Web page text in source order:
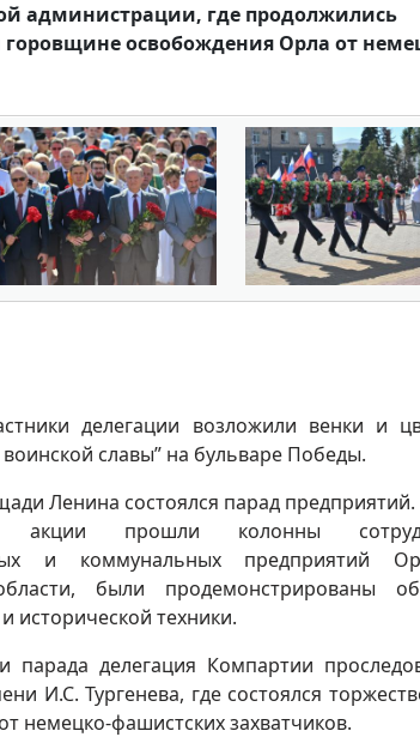
администрации, где продолжились
освобождения Орла от
делегации возложили венки и
воинской славы” на бульваре Победы.
Ленина состоялся парад
акции прошли колонны
и коммунальных предприятий
были продемонстрированы
исторической техники.
парада делегация Компартии
И.С. Тургенева, где состоялся
немецко-фашистских захватчиков.